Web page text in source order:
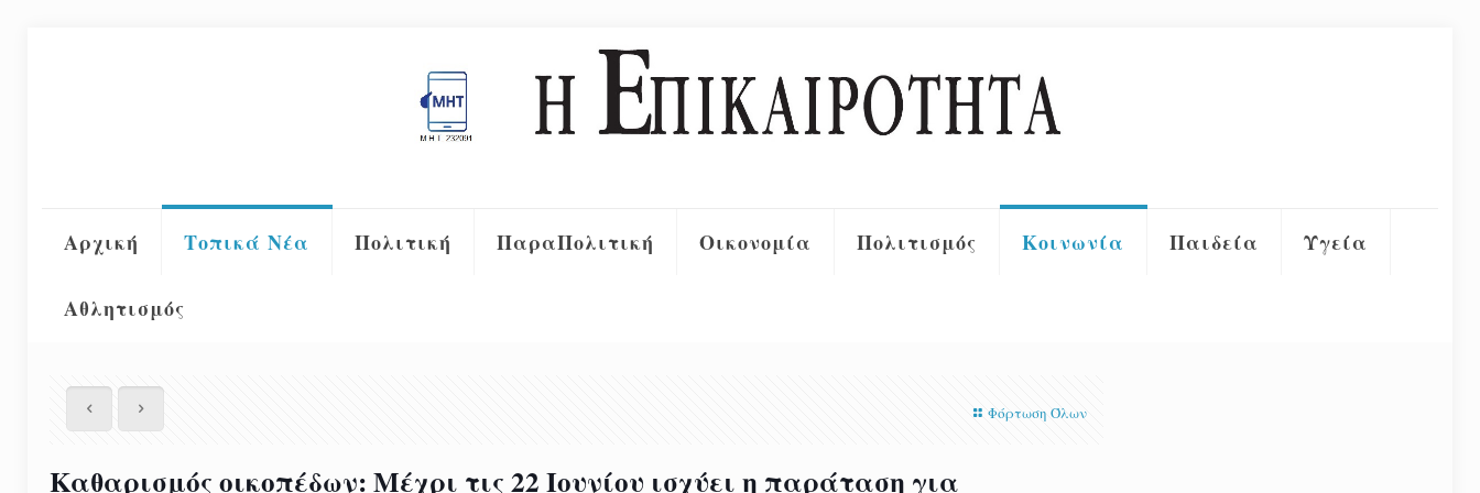
Αρχική Τοπικά Νέα Πολιτική ΠαραΠολιτική Οικονομία Πολιτισμός Κοινωνία Παιδεία Υγεία
Αθλητισμός
Φόρτωση Όλων
Καθαρισμός οικοπέδων: Μέχρι τις 22 Ιουνίου ισχύει η παράταση για